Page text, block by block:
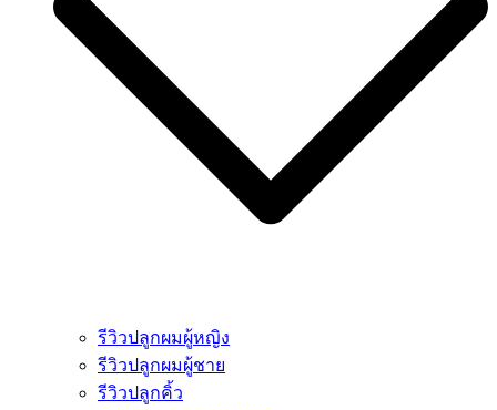
รีวิวปลูกผมผู้หญิง
รีวิวปลูกผมผู้ชาย
รีวิวปลูกคิ้ว